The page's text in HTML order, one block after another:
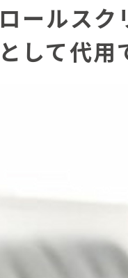
ロールスク
として代用